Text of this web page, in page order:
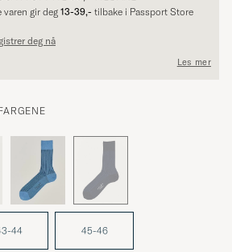
varen gir deg13-39,- tilbake i Passport Store
deg nå
Les mer
44 45-46